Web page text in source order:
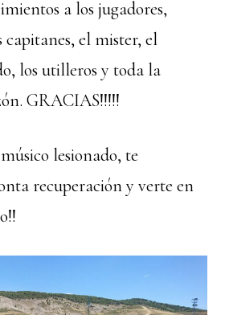
a los jugadores,
capitanes, el mister, el
los utilleros y toda la
GRACIAS!!!!!
lesionado, te
recuperación y verte en